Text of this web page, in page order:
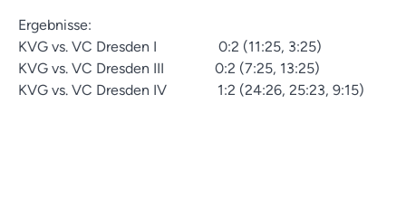
Ergebnisse:
KVG vs. VC Dresden I 0:2 (11:25, 3:25)
KVG vs. VC Dresden III 0:2 (7:25, 13:25)
KVG vs. VC Dresden IV 1:2 (24:26, 25:23, 9:15)